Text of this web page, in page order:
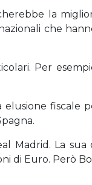
la
che
Per
elusione fiscale
Madrid. La sua
di Euro. Però